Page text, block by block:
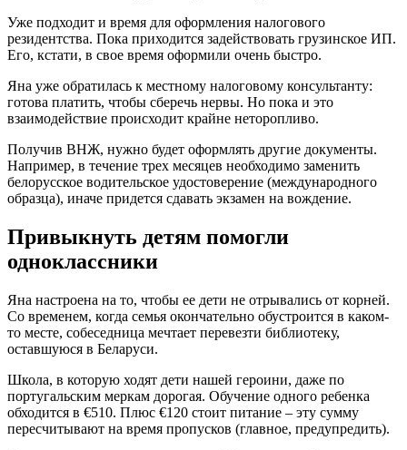
Уже подходит и время для оформления налогового
резидентства. Пока приходится задействовать грузинское ИП.
Его, кстати, в свое время оформили очень быстро.
Яна уже обратилась к местному налоговому консультанту:
готова платить, чтобы сберечь нервы. Но пока и это
взаимодействие происходит крайне неторопливо.
Получив ВНЖ, нужно будет оформлять другие документы.
Например, в течение трех месяцев необходимо заменить
белорусское водительское удостоверение (международного
образца), иначе придется сдавать экзамен на вождение.
Привыкнуть детям помогли
одноклассники
Яна настроена на то, чтобы ее дети не отрывались от корней.
Со временем, когда семья окончательно обустроится в каком-
то месте, собеседница мечтает перевезти библиотеку,
оставшуюся в Беларуси.
Школа, в которую ходят дети нашей героини, даже по
португальским меркам дорогая. Обучение одного ребенка
обходится в €510. Плюс €120 стоит питание – эту сумму
пересчитывают на время пропусков (главное, предупредить).